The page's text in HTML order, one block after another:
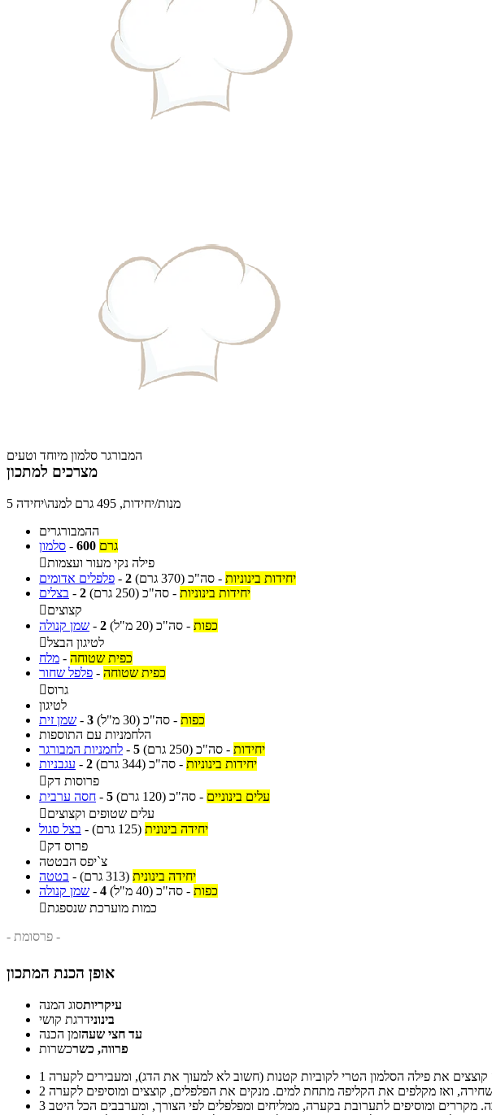
המבורגר סלמון מיוחד וטעים
מצרכים למתכון
5 מנות/יחידות, 495 גרם למנה\יחידה
ההמבורגרים
סלמון - 600 גרם
פילה נקי מעור ועצמות
פלפלים אדומים - 2 יחידות בינוניות - סה"כ (370 גרם)
בצלים - 2 יחידות בינוניות - סה"כ (250 גרם)
קצוצים
שמן קנולה - 2 כפות - סה"כ (20 מ"ל)
לטיגון הבצל
מלח - כפית שטוחה
פלפל שחור - כפית שטוחה
גרוס
לטיגון
שמן זית - 3 כפות - סה"כ (30 מ"ל)
הלחמניות עם התוספות
לחמניות המבורגר - 5 יחידות - סה"כ (250 גרם)
עגבניות - 2 יחידות בינוניות - סה"כ (344 גרם)
פרוסות דק
חסה ערבית - 5 עלים בינוניים - סה"כ (120 גרם)
עלים שטופים וקצוצים
בצל סגול - יחידה בינונית (125 גרם)
פרוס דק
צ`יפס הבטטה
בטטה - יחידה בינונית (313 גרם)
שמן קנולה - 4 כפות - סה"כ (40 מ"ל)
כמות מוערכת שנספגת
- פרסומת -
אופן הכנת המתכון
עיקריותסוג המנה
בינונידרגת קושי
עד חצי שעהזמן הכנה
פרווה, כשרכשרות
1
2
3